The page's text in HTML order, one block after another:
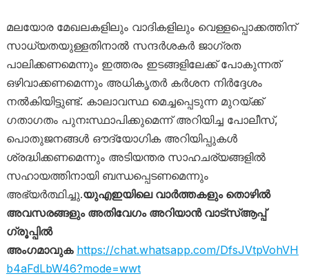
മലയോര മേഖലകളിലും വാദികളിലും വെള്ളപ്പൊക്കത്തിന്
സാധ്യതയുള്ളതിനാൽ സന്ദർശകർ ജാഗ്രത
പാലിക്കണമെന്നും ഇത്തരം ഇടങ്ങളിലേക്ക് പോകുന്നത്
ഒഴിവാക്കണമെന്നും അധികൃതർ കർശന നിർദ്ദേശം
നൽകിയിട്ടുണ്ട്. കാലാവസ്ഥ മെച്ചപ്പെടുന്ന മുറയ്ക്ക്
ഗതാഗതം പുനഃസ്ഥാപിക്കുമെന്ന് അറിയിച്ച പോലീസ്,
പൊതുജനങ്ങൾ ഔദ്യോഗിക അറിയിപ്പുകൾ
ശ്രദ്ധിക്കണമെന്നും അടിയന്തര സാഹചര്യങ്ങളിൽ
സഹായത്തിനായി ബന്ധപ്പെടണമെന്നും
അഭ്യർത്ഥിച്ചു.യുഎഇയിലെ വാർത്തകളും തൊഴിൽ
അവസരങ്ങളും അതിവേഗം അറിയാൻ വാട്സ്ആപ്പ്
ഗ്രൂപ്പിൽ
അംഗമാവുക https://chat.whatsapp.com/DfsJVtpVohVH
b4aFdLbW46?mode=wwt